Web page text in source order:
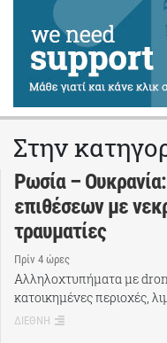
Στην
Ρωσία –
επιθέσεων με
τραυματίες
Πρίν 4 ώρες
Αλληλοχτυπήματα με
κατοικημένες περιοχές,
ΔΙΕΘΝΗ